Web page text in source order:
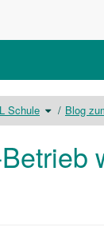
Schule Schalte
den
unter
um.
Blog